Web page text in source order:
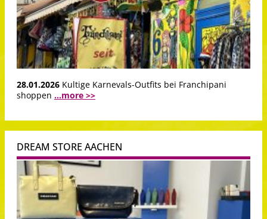
28.01.2026 Kultige Karnevals-Outfits bei Franchipani
shoppen ...more >>
DREAM STORE AACHEN